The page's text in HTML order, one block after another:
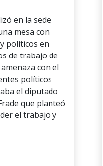
en la sede
mesa con
políticos en
de trabajo de
con el
políticos
el diputado
que planteó
el trabajo y